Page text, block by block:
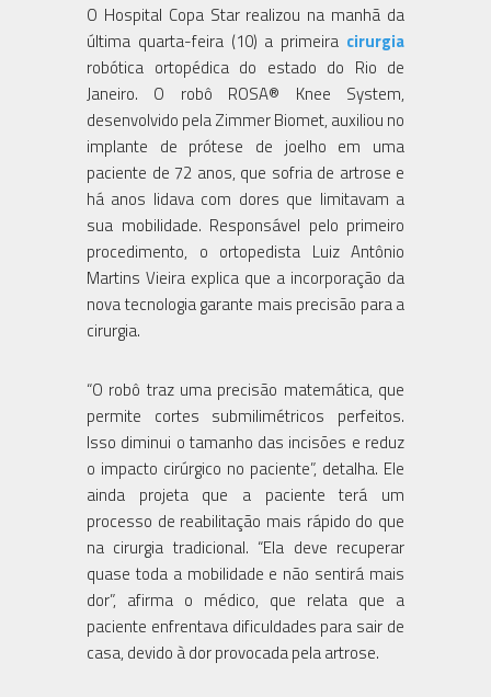
O Hospital Copa Star realizou na manhã da
última quarta-feira (10) a primeira cirurgia
robótica ortopédica do estado do Rio de
Janeiro. O robô ROSA® Knee System,
desenvolvido pela Zimmer Biomet, auxiliou no
implante de prótese de joelho em uma
paciente de 72 anos, que sofria de artrose e
há anos lidava com dores que limitavam a
sua mobilidade. Responsável pelo primeiro
procedimento, o ortopedista Luiz Antônio
Martins Vieira explica que a incorporação da
nova tecnologia garante mais precisão para a
cirurgia.
“O robô traz uma precisão matemática, que
permite cortes submilimétricos perfeitos.
Isso diminui o tamanho das incisões e reduz
o impacto cirúrgico no paciente”, detalha. Ele
ainda projeta que a paciente terá um
processo de reabilitação mais rápido do que
na cirurgia tradicional. “Ela deve recuperar
quase toda a mobilidade e não sentirá mais
dor”, afirma o médico, que relata que a
paciente enfrentava dificuldades para sair de
casa, devido à dor provocada pela artrose.